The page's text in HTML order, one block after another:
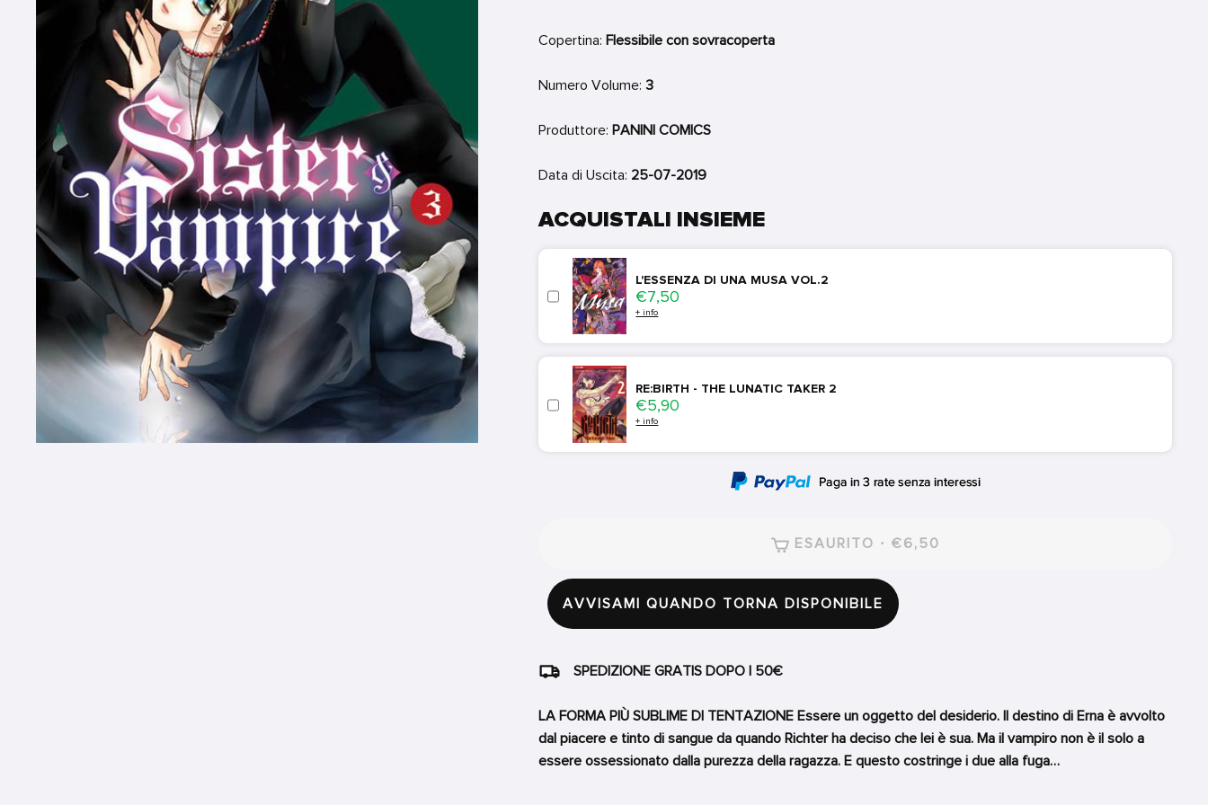
Copertina: Flessibile con sovracoperta
Numero Volume: 3
Produttore: PANINI COMICS
Data di Uscita: 25-07-2019
ACQUISTALI INSIEME
L'ESSENZA DI UNA MUSA VOL.2
Price
€7,50
+ info
RE:BIRTH - THE LUNATIC TAKER 2
Price
€5,90
+ info
ESAURITO · €6,50
AVVISAMI QUANDO TORNA DISPONIBILE
SPEDIZIONE GRATIS DOPO I 50€
LA FORMA PIÙ SUBLIME DI TENTAZIONE Essere un oggetto del desiderio. Il destino di Erna è avvolto
dal piacere e tinto di sangue da quando Richter ha deciso che lei è sua. Ma il vampiro non è il solo a
essere ossessionato dalla purezza della ragazza. E questo costringe i due alla fuga…